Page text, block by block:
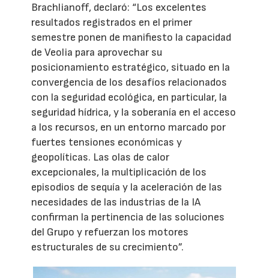
Brachlianoff, declaró: “Los excelentes
resultados registrados en el primer
semestre ponen de manifiesto la capacidad
de Veolia para aprovechar su
posicionamiento estratégico, situado en la
convergencia de los desafíos relacionados
con la seguridad ecológica, en particular, la
seguridad hídrica, y la soberanía en el acceso
a los recursos, en un entorno marcado por
fuertes tensiones económicas y
geopolíticas. Las olas de calor
excepcionales, la multiplicación de los
episodios de sequía y la aceleración de las
necesidades de las industrias de la IA
confirman la pertinencia de las soluciones
del Grupo y refuerzan los motores
estructurales de su crecimiento”.